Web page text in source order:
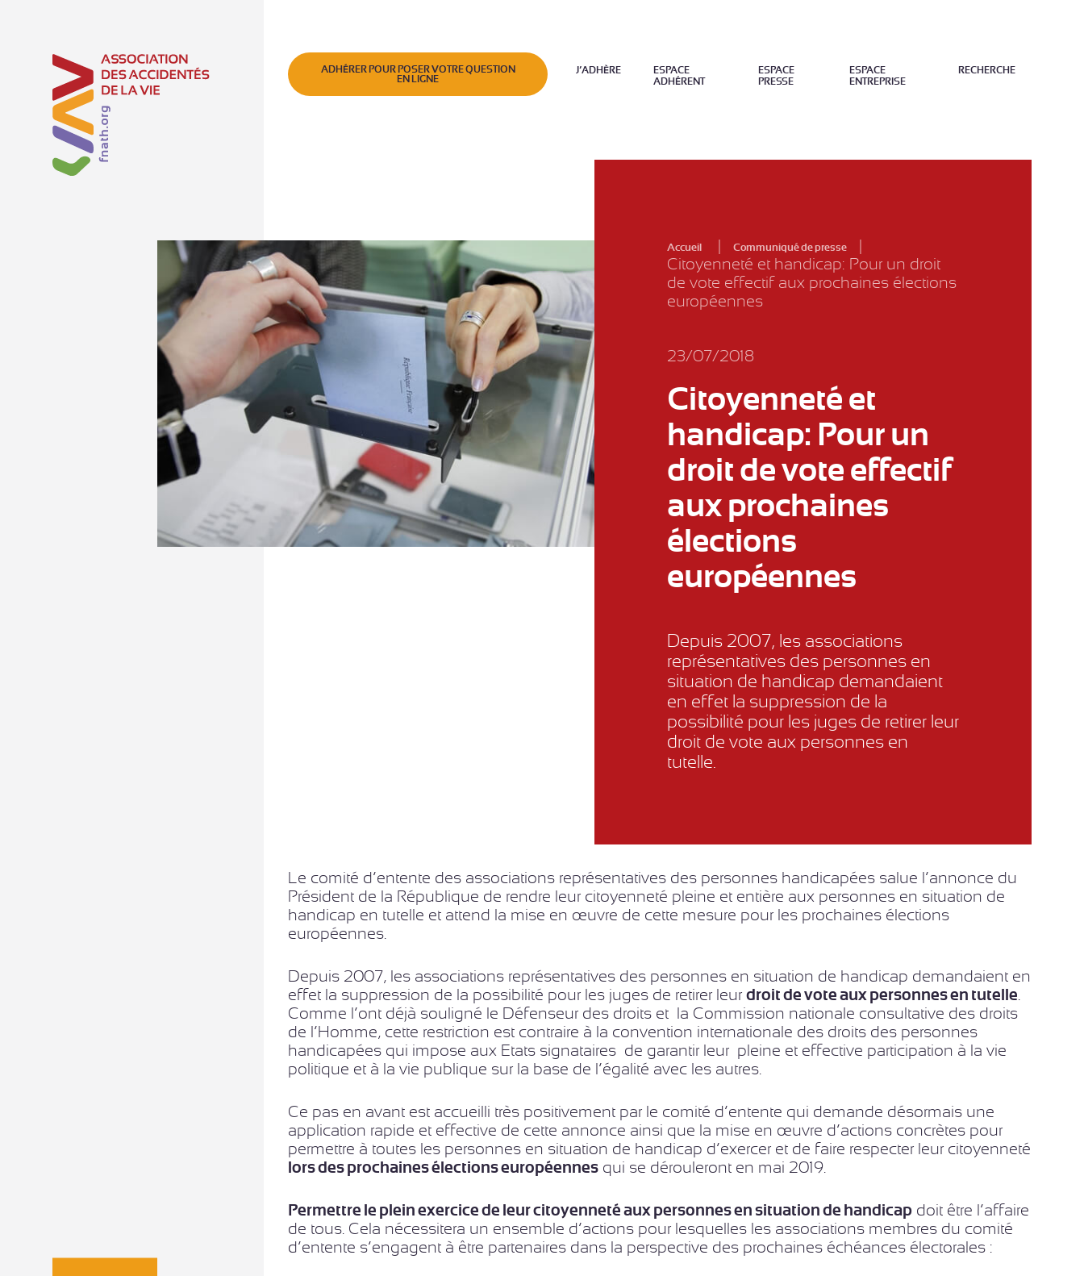
ADHÉRER POUR POSER VOTRE QUESTION
EN LIGNE
J’ADHÈRE
ESPACE
ADHÉRENT
ESPACE
PRESSE
ESPACE
ENTREPRISE
RECHERCHE
Accueil Communiqué de presse
Citoyenneté et handicap: Pour un droit
de vote effectif aux prochaines élections
européennes
23/07/2018
Citoyenneté et
handicap: Pour un
droit de vote effectif
aux prochaines
élections
européennes
Depuis 2007, les associations
représentatives des personnes en
situation de handicap demandaient
en effet la suppression de la
possibilité pour les juges de retirer leur
droit de vote aux personnes en
tutelle.
Le comité d’entente des associations représentatives des personnes handicapées salue l’annonce du
Président de la République de rendre leur citoyenneté pleine et entière aux personnes en situation de
handicap en tutelle et attend la mise en œuvre de cette mesure pour les prochaines élections
européennes.
Depuis 2007, les associations représentatives des personnes en situation de handicap demandaient en
effet la suppression de la possibilité pour les juges de retirer leur droit de vote aux personnes en tutelle.
Comme l’ont déjà souligné le Défenseur des droits et la Commission nationale consultative des droits
de l’Homme, cette restriction est contraire à la convention internationale des droits des personnes
handicapées qui impose aux Etats signataires de garantir leur pleine et effective participation à la vie
politique et à la vie publique sur la base de l’égalité avec les autres.
Ce pas en avant est accueilli très positivement par le comité d’entente qui demande désormais une
application rapide et effective de cette annonce ainsi que la mise en œuvre d’actions concrètes pour
permettre à toutes les personnes en situation de handicap d’exercer et de faire respecter leur citoyenneté
lors des prochaines élections européennes qui se dérouleront en mai 2019.
Permettre le plein exercice de leur citoyenneté aux personnes en situation de handicap doit être l’affaire
de tous. Cela nécessitera un ensemble d’actions pour lesquelles les associations membres du comité
d’entente s’engagent à être partenaires dans la perspective des prochaines échéances électorales :